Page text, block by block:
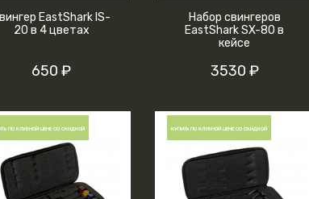
EastShark IS-
20 в 4 цветах
650 ₽
Набор свингеров
EastShark SX-80 в
кейсе
3530 ₽
ПО КЛУБНОЙ ЦЕНЕ СО СКИДКОЙ КУПИТЬ ПО КЛУБНОЙ ЦЕНЕ СО СКИДКОЙ